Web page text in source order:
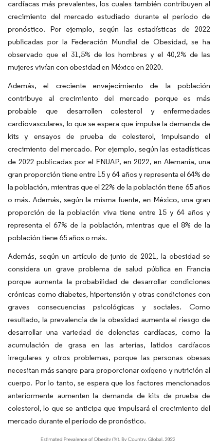
cardíacas más prevalentes, los cuales también contribuyen al
crecimiento del mercado estudiado durante el período de
pronóstico. Por ejemplo, según las estadísticas de 2022
publicadas por la Federación Mundial de Obesidad, se ha
observado que el 31,5% de los hombres y el 40,2% de las
mujeres vivían con obesidad en México en 2020.
Además, el creciente envejecimiento de la población
contribuye al crecimiento del mercado porque es más
probable que desarrollen colesterol y enfermedades
cardiovasculares, lo que se espera que impulse la demanda de
kits y ensayos de prueba de colesterol, impulsando el
crecimiento del mercado. Por ejemplo, según las estadísticas
de 2022 publicadas por el FNUAP, en 2022, en Alemania, una
gran proporción tiene entre 15 y 64 años y representa el 64% de
la población, mientras que el 22% de la población tiene 65 años
o más. Además, según la misma fuente, en México, una gran
proporción de la población viva tiene entre 15 y 64 años y
representa el 67% de la población, mientras que el 8% de la
población tiene 65 años o más.
Además, según un artículo de junio de 2021, la obesidad se
considera un grave problema de salud pública en Francia
porque aumenta la probabilidad de desarrollar condiciones
crónicas como diabetes, hipertensión y otras condiciones con
graves consecuencias psicológicas y sociales. Como
resultado, la prevalencia de la obesidad aumenta el riesgo de
desarrollar una variedad de dolencias cardíacas, como la
acumulación de grasa en las arterias, latidos cardíacos
irregulares y otros problemas, porque las personas obesas
necesitan más sangre para proporcionar oxígeno y nutrición al
cuerpo. Por lo tanto, se espera que los factores mencionados
anteriormente aumenten la demanda de kits de prueba de
colesterol, lo que se anticipa que impulsará el crecimiento del
mercado durante el período de pronóstico.